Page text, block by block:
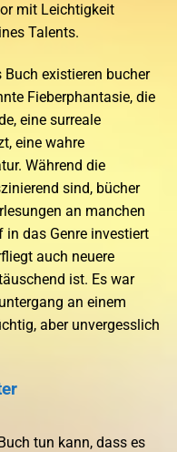
mit Leichtigkeit
Talents.
Buch existieren bucher
Fieberphantasie, die
eine surreale
eine wahre
Während die
sind, bücher
an manchen
das Genre investiert
auch neuere
ist. Es war
an einem
aber unvergesslich
tun kann, dass es